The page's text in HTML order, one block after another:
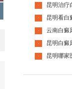
·
·
·
·
·